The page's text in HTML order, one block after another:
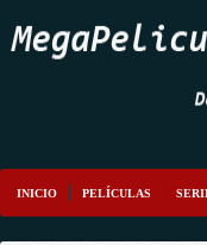
INICIO PELÍCULAS